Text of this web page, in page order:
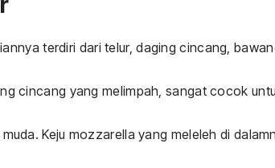
terdiri dari telur, daging cincang,
cincang yang melimpah, sangat cocok
Keju mozzarella yang meleleh di